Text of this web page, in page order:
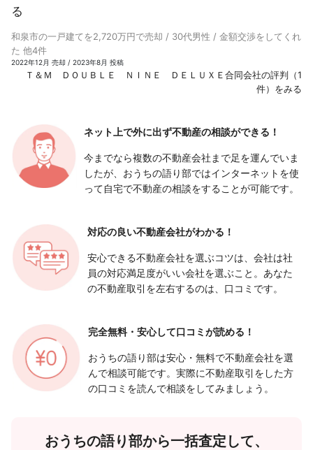
る
和泉市の一戸建てを2,720万円で売却 / 30代男性 / 金額交渉をしてくれ
た 他4件
2022年12月 売却 / 2023年8月 投稿
Ｔ＆Ｍ ＤＯＵＢＬＥ ＮＩＮＥ ＤＥＬＵＸＥ合同会社の評判（1
件）をみる
ネット上で外に出ず不動産の相談ができる！
今までなら複数の不動産会社まで足を運んでいま
したが、おうちの語り部ではインターネットを使
って自宅で不動産の相談をすることが可能です。
対応の良い不動産会社がわかる！
安心できる不動産会社を選ぶコツは、会社は社
員の対応満足度がいい会社を選ぶこと。あなた
の不動産取引を左右するのは、口コミです。
完全無料・安心して口コミが読める！
おうちの語り部は安心・無料で不動産会社を選
んで相談可能です。実際に不動産取引をした方
の口コミを読んで相談をしてみましょう。
おうちの語り部から一括査定して、